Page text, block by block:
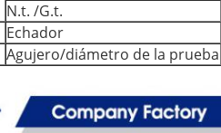
N.t. /G.t.
Echador
Agujero/diámetro de la prueba